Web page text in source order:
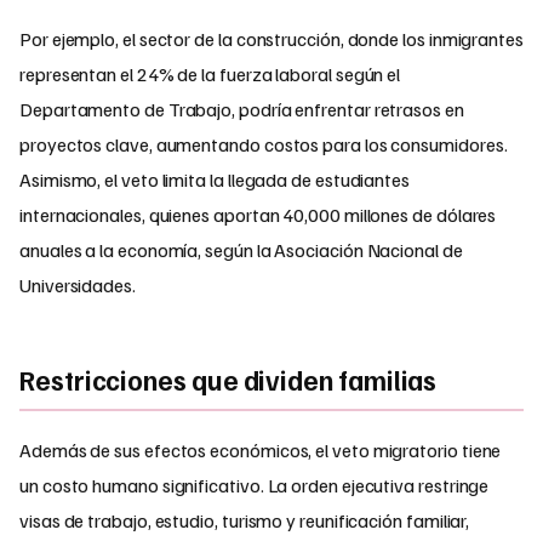
Por ejemplo, el sector de la construcción, donde los inmigrantes
representan el 24% de la fuerza laboral según el
Departamento de Trabajo, podría enfrentar retrasos en
proyectos clave, aumentando costos para los consumidores.
Asimismo, el veto limita la llegada de estudiantes
internacionales, quienes aportan 40,000 millones de dólares
anuales a la economía, según la Asociación Nacional de
Universidades.
Restricciones que dividen familias
Además de sus efectos económicos, el veto migratorio tiene
un costo humano significativo. La orden ejecutiva restringe
visas de trabajo, estudio, turismo y reunificación familiar,